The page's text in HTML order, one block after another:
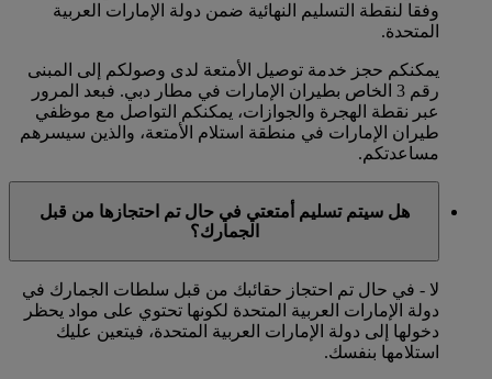
وفقا لنقطة التسليم النهائية ضمن دولة الإمارات العربية
المتحدة.
يمكنكم حجز خدمة توصيل الأمتعة لدى وصولكم إلى المبنى
رقم 3 الخاص بطيران الإمارات في مطار دبي. فبعد المرور
عبر نقطة الهجرة والجوازات، يمكنكم التواصل مع موظفي
طيران الإمارات في منطقة استلام الأمتعة، والذين سيسرهم
مساعدتكم.
هل سيتم تسليم أمتعتي في حال تم احتجازها من قبل
الجمارك؟
لا - في حال تم احتجاز حقائبك من قبل سلطات الجمارك في
دولة الإمارات العربية المتحدة لكونها تحتوي على مواد يحظر
دخولها إلى دولة الإمارات العربية المتحدة، فيتعين عليك
استلامها بنفسك.